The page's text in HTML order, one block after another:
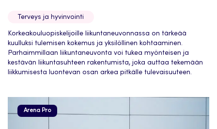
Terveys ja hyvinvointi
Korkeakouluopiskelijoille liikuntaneuvonnassa on tärkeää
kuulluksi tulemisen kokemus ja yksilöllinen kohtaaminen.
Parhaimmillaan liikuntaneuvonta voi tukea myönteisen ja
kestävän liikuntasuhteen rakentumista, joka auttaa tekemään
liikkumisesta luontevan osan arkea pitkälle tulevaisuuteen.
Arena Pro